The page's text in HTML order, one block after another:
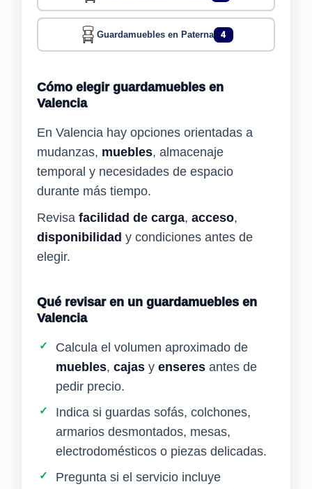
Guardamuebles en Paterna 4
Cómo elegir guardamuebles en
Valencia
En Valencia hay opciones orientadas a
mudanzas, muebles, almacenaje
temporal y necesidades de espacio
durante más tiempo.
Revisa facilidad de carga, acceso,
disponibilidad y condiciones antes de
elegir.
Qué revisar en un guardamuebles en
Valencia
✓
Calcula el volumen aproximado de
muebles, cajas y enseres antes de
pedir precio.
✓
Indica si guardas sofás, colchones,
armarios desmontados, mesas,
electrodomésticos o piezas delicadas.
✓
Pregunta si el servicio incluye